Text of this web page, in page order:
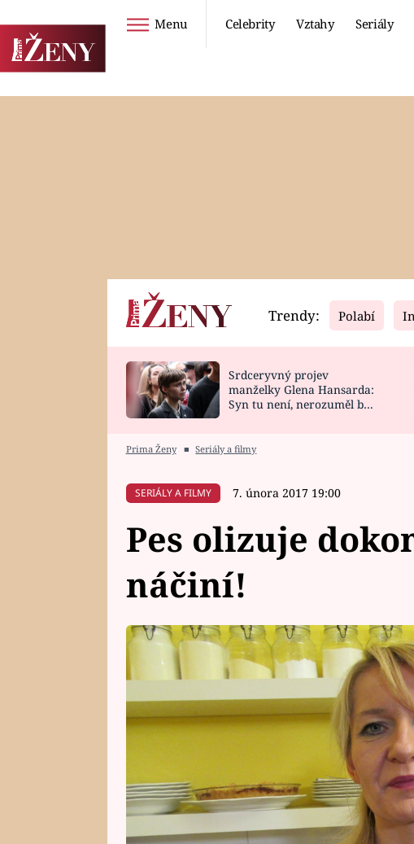
Menu Celebrity Vztahy Seriály
Horoskopy
HOROSKOP NA
Video
CELEBRITY
VAŘENÍ
Trendy: Polabí
Srdceryvný projev
manželky Glena Hansarda:
Syn tu není, nerozuměl by
Prima Ženy ■ Seriály a filmy
SERIÁLY A FILMY 7. února 2017 19:00
Pes olizuje
náčiní!